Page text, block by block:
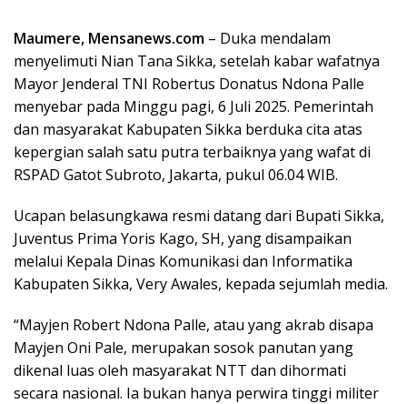
Maumere, Mensanews.com – Duka mendalam
menyelimuti Nian Tana Sikka, setelah kabar wafatnya
Mayor Jenderal TNI Robertus Donatus Ndona Palle
menyebar pada Minggu pagi, 6 Juli 2025. Pemerintah
dan masyarakat Kabupaten Sikka berduka cita atas
kepergian salah satu putra terbaiknya yang wafat di
RSPAD Gatot Subroto, Jakarta, pukul 06.04 WIB.
Ucapan belasungkawa resmi datang dari Bupati Sikka,
Juventus Prima Yoris Kago, SH, yang disampaikan
melalui Kepala Dinas Komunikasi dan Informatika
Kabupaten Sikka, Very Awales, kepada sejumlah media.
“Mayjen Robert Ndona Palle, atau yang akrab disapa
Mayjen Oni Pale, merupakan sosok panutan yang
dikenal luas oleh masyarakat NTT dan dihormati
secara nasional. Ia bukan hanya perwira tinggi militer